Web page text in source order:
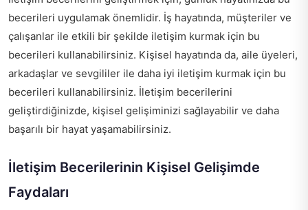
becerileri uygulamak önemlidir. İş hayatında, müşteriler ve
çalışanlar ile etkili bir şekilde iletişim kurmak için bu
becerileri kullanabilirsiniz. Kişisel hayatında da, aile üyeleri,
arkadaşlar ve sevgililer ile daha iyi iletişim kurmak için bu
becerileri kullanabilirsiniz. İletişim becerilerini
geliştirdiğinizde, kişisel gelişiminizi sağlayabilir ve daha
başarılı bir hayat yaşamabilirsiniz.
İletişim Becerilerinin Kişisel Gelişimde
Faydaları